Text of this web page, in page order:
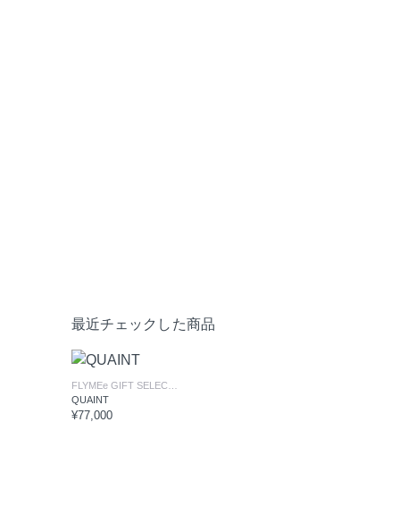
最近チェックした商品
QUAINT
¥77,000